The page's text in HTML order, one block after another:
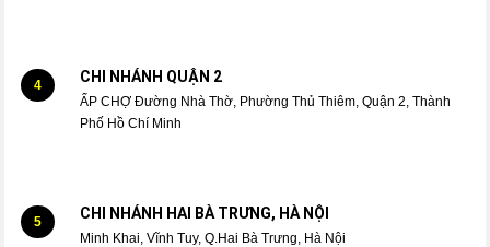
4 CHI NHÁNH QUẬN 2
ẤP CHỢ Đường Nhà Thờ, Phường Thủ Thiêm, Quận 2, Thành
Phố Hồ Chí Minh
5 CHI NHÁNH HAI BÀ TRƯNG, HÀ NỘI
Minh Khai, Vĩnh Tuy, Q.Hai Bà Trưng, Hà Nội